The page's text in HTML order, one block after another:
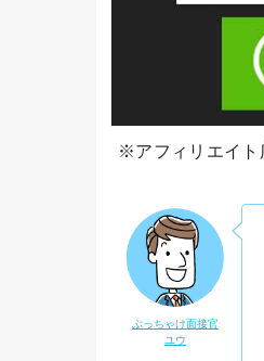
※アフィリエイト
ぶっちゃけ面接官
ユウ